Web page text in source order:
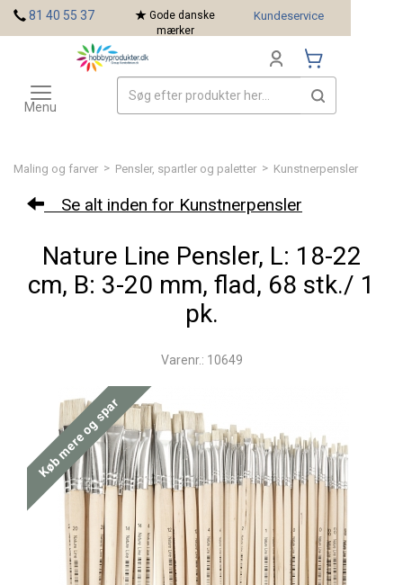
Maling og farver > Pensler, spartler og paletter > Kunstnerpensler
Se alt inden for Kunstnerpensler
Nature Line Pensler, L: 18-22
cm, B: 3-20 mm, flad, 68 stk./ 1
pk.
Varenr.: 10649
Køb mere og spar
81 40 55 37
Gode danske
mærker
Kundeservice
Toggle
navigation
Menu
Mærker